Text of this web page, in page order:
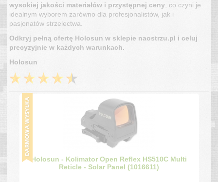
wysokiej jakości materiałów i przystępnej ceny , co czyni je
idealnym wyborem zarówno dla profesjonalistów, jak i
pasjonatów strzelectwa.
Odkryj pełną ofertę Holosun w sklepie naostrzu.pl i celuj
precyzyjnie w każdych warunkach.
Holosun
Holosun - Kolimator Open Reflex HS510C Multi
Reticle - Solar Panel (1016611)